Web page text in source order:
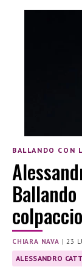
BALLANDO CON
CHIARA NAVA |23
ALESSANDRO